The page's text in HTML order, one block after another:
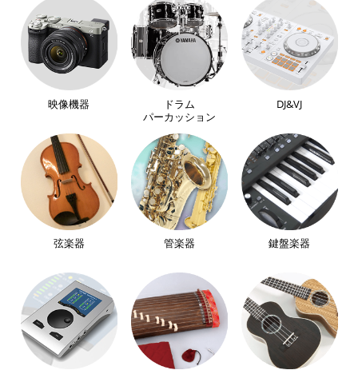
映像機器
ドラム
パーカッション
DJ&VJ
弦楽器 管楽器 鍵盤楽器